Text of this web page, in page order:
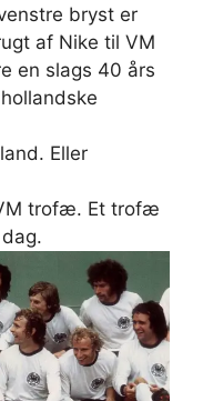
bryst er
af Nike til VM
en slags 40 års
Eller
trofæ. Et trofæ